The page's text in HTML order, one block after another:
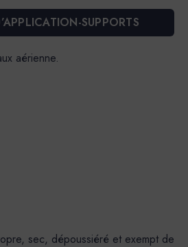
SUPPORTS
aérienne.
sec, dépoussiéré et exempt de